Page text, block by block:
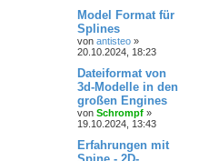
Model Format für
Splines
von antisteo »
20.10.2024, 18:23
Dateiformat von
3d-Modelle in den
großen Engines
von Schrompf »
19.10.2024, 13:43
Erfahrungen mit
Spine - 2D-